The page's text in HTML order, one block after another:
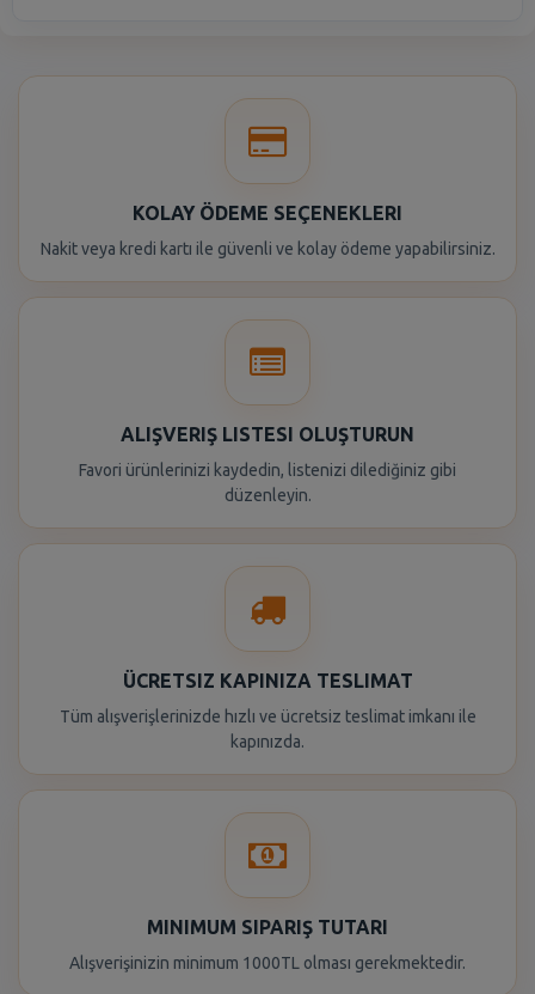
KOLAY ÖDEME SEÇENEKLERI
Nakit veya kredi kartı ile güvenli ve kolay ödeme yapabilirsiniz.
ALIŞVERIŞ LISTESI OLUŞTURUN
Favori ürünlerinizi kaydedin, listenizi dilediğiniz gibi
düzenleyin.
ÜCRETSIZ KAPINIZA TESLIMAT
Tüm alışverişlerinizde hızlı ve ücretsiz teslimat imkanı ile
kapınızda.
MINIMUM SIPARIŞ TUTARI
Alışverişinizin minimum 1000TL olması gerekmektedir.